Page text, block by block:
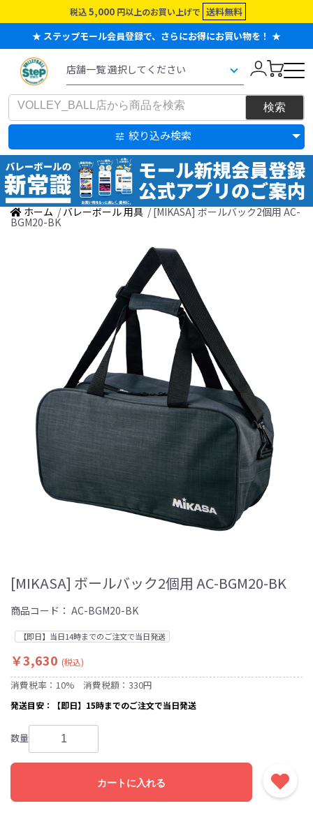
税込 5,000 円以上のお買い上げで 送料無料
★ ステップモール会員登録で、さらにお得にお買い物を！ ★
絞り込み検索
ホーム / バレーボール 用具 / [MIKASA] ボールバック2個用 AC-
BGM20-BK
[MIKASA] ボールバック2個用 AC-BGM20-BK
商品コード： AC-BGM20-BK
【即日】当日14時までのご注文で当日発送
￥3,630 (税込)
消費税率：10% 消費税額：330円
発送目安：【即日】15時までのご注文で当日発送
数量
カートに入れる